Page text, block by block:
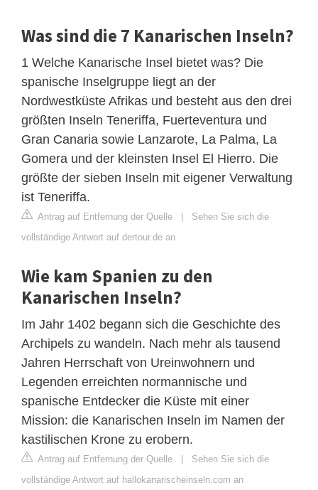
Was sind die 7 Kanarischen Inseln?
1 Welche Kanarische Insel bietet was? Die
spanische Inselgruppe liegt an der
Nordwestküste Afrikas und besteht aus den drei
größten Inseln Teneriffa, Fuerteventura und
Gran Canaria sowie Lanzarote, La Palma, La
Gomera und der kleinsten Insel El Hierro. Die
größte der sieben Inseln mit eigener Verwaltung
ist Teneriffa.
Antrag auf Entfernung der Quelle
Sehen Sie sich die
vollständige Antwort auf dertour.de an
Wie kam Spanien zu den
Kanarischen Inseln?
Im Jahr 1402 begann sich die Geschichte des
Archipels zu wandeln. Nach mehr als tausend
Jahren Herrschaft von Ureinwohnern und
Legenden erreichten normannische und
spanische Entdecker die Küste mit einer
Mission: die Kanarischen Inseln im Namen der
kastilischen Krone zu erobern.
Antrag auf Entfernung der Quelle
Sehen Sie sich die
vollständige Antwort auf hallokanarischeinseln.com an